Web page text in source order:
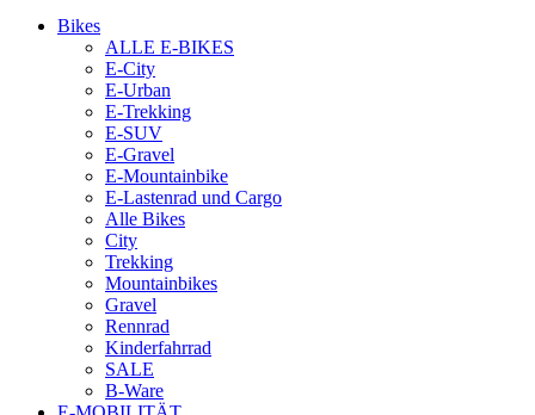
Bikes
ALLE E-BIKES
E-City
E-Urban
E-Trekking
E-SUV
E-Gravel
E-Mountainbike
E-Lastenrad und Cargo
Alle Bikes
City
Trekking
Mountainbikes
Gravel
Rennrad
Kinderfahrrad
SALE
B-Ware